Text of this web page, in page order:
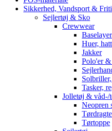
Sikkerhed, Vandsport &
Sejlertøj & Sko
Crewwear
Baselayer
Huer,
Jakker
Polo'er &
Tasker,
Jolletøj & våd-/
Neopren
Tørtoppe